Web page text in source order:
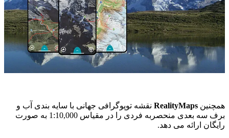
همچنین RealityMaps نقشه توپوگرافی جهانی با سایه بندی آب و
برف سه بعدی منحصربه فردی را در مقیاس 1:10,000 به صورت
رایگان ارائه می دهد.